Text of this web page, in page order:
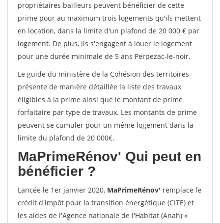
propriétaires bailleurs peuvent bénéficier de cette
prime pour au maximum trois logements qu'ils mettent
en location, dans la limite d'un plafond de 20 000 € par
logement. De plus, ils s'engagent à louer le logement
pour une durée minimale de 5 ans Perpezac-le-noir.
Le guide du ministère de la Cohésion des territoires
présente de manière détaillée la liste des travaux
éligibles à la prime ainsi que le montant de prime
forfaitaire par type de travaux. Les montants de prime
peuvent se cumuler pour un même logement dans la
limite du plafond de 20 000€.
MaPrimeRénov' Qui peut en
bénéficier ?
Lancée le 1er janvier 2020, MaPrimeRénov' remplace le
crédit d'impôt pour la transition énergétique (CITE) et
les aides de l'Agence nationale de l'Habitat (Anah) «